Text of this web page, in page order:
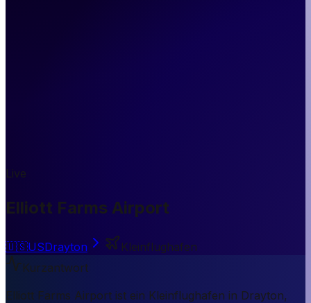
Live
Elliott Farms Airport
🇺🇸USDrayton
Kleinflughafen
Kurzantwort
Elliott Farms Airport ist ein Kleinflughafen in Drayton,